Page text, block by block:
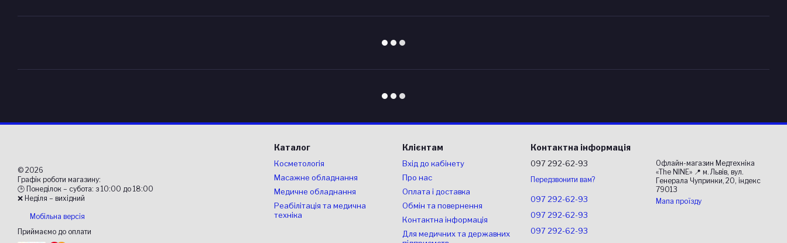
© 2026
Графік роботи магазину:
🕒 Понеділок – субота: з 10:00 до 18:00
❌ Неділя – вихідний
Мобільна версія
Приймаємо до оплати
Каталог
Косметологія
Масажне обладнання
Медичне обладнання
Реабілітація та медична
техніка
Клієнтам
Вхід до кабінету
Про нас
Оплата і доставка
Обмін та повернення
Контактна інформація
Для медичних та державних
Контактна інформація
097 292-62-93
Передзвонити вам?
097 292-62-93
097 292-62-93
097 292-62-93
Офлайн-магазин Медтехніка
«The NINE» 📍 м. Львів, вул.
Генерала Чупринки, 20, індекс
79013
Мапа проїзду